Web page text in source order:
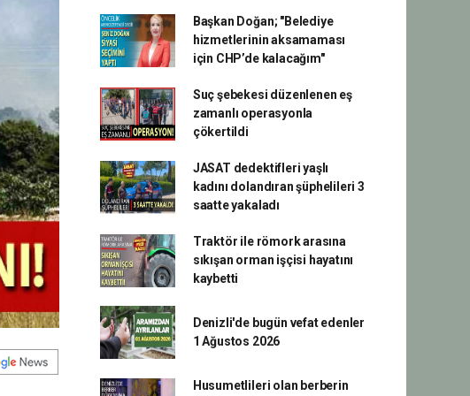
Başkan Doğan; "Belediye
hizmetlerinin aksamaması
için CHP’de kalacağım"
Suç şebekesi düzenlenen eş
zamanlı operasyonla
çökertildi
JASAT dedektifleri yaşlı
kadını dolandıran şüphelileri 3
saatte yakaladı
Traktör ile römork arasına
sıkışan orman işçisi hayatını
kaybetti
Denizli'de bugün vefat edenler
1 Ağustos 2026
Husumetlileri olan berberin